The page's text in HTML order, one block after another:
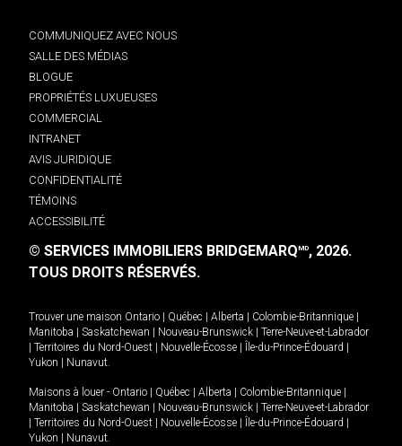
COMMUNIQUEZ AVEC NOUS
SALLE DES MÉDIAS
BLOGUE
PROPRIÉTÉS LUXUEUSES
COMMERCIAL
INTRANET
AVIS JURIDIQUE
CONFIDENTIALITÉ
TÉMOINS
ACCESSIBILITÉ
© SERVICES IMMOBILIERS BRIDGEMARQMD, 2026.
TOUS DROITS RÉSERVÉS.
Trouver une maison Ontario Québec Alberta Colombie-Britannique
Manitoba
Saskatchewan Nouveau-Brunswick
Terre-Neuve-et-Labrador
Territoires du Nord-Ouest Nouvelle-Écosse Île-du-Prince-Édouard
Yukon
Nunavut.
Maisons à louer - Ontario Québec Alberta Colombie-Britannique
Manitoba
Saskatchewan Nouveau-Brunswick
Terre-Neuve-et-Labrador
Territoires du Nord-Ouest Nouvelle-Écosse Île-du-Prince-Édouard
Yukon
Nunavut.